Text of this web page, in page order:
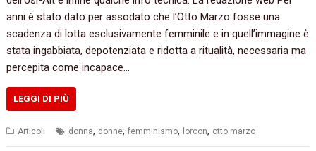
anni è stato dato per assodato che l’Otto Marzo fosse una
scadenza di lotta esclusivamente femminile e in quell’immagine è
stata ingabbiata, depotenziata e ridotta a ritualità, necessaria ma
percepita come incapace…
LEGGI DI PIÙ
Articoli donna, donne,femminismo, lorcon, otto marzo